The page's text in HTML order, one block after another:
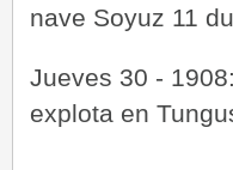
nave Soyuz 11
Jueves 30 -
explota en